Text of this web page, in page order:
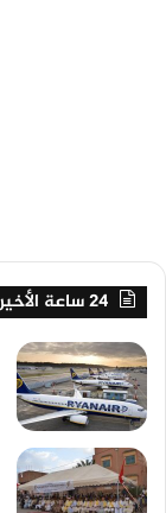
24 ساعة الأخيرة